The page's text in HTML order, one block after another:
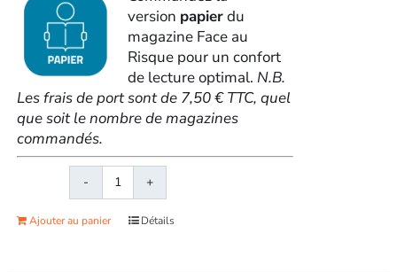
version papierdu
magazine Face au
Risque pour un confort
de lecture optimal. N.B.
Les frais de port sont de 7,50 € TTC, quel
que soit le nombre de magazines
commandés.
quantité
de
Face
Ajouter au panier Détails